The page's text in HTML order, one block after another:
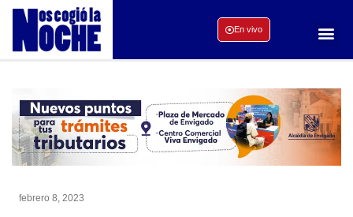
En vivo
febrero 8, 2023